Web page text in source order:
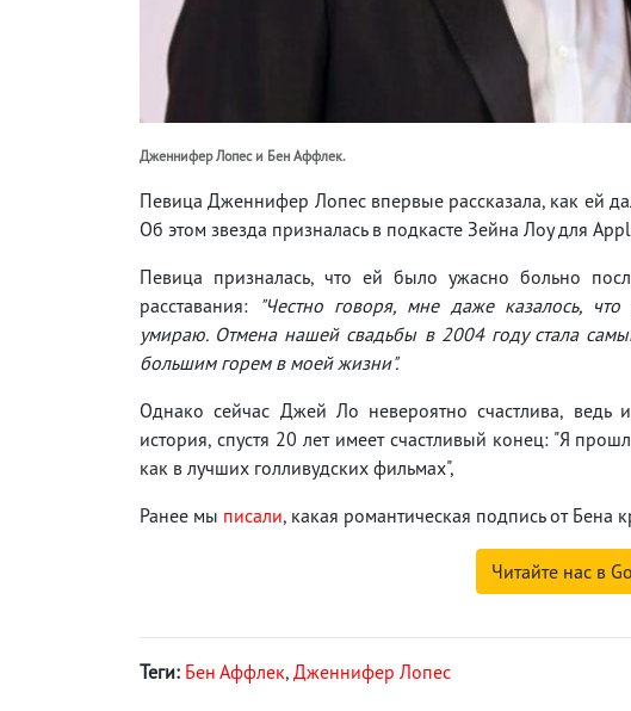
Дженнифер Лопес и Бен Аффлек.
Певица Дженнифер Лопес впервые рассказала, как ей
Об этом звезда призналась в подкасте Зейна Лоу для
Певица призналась, что ей было ужасно больно
расставания: "Честно говоря, мне даже казалось, что
умираю. Отмена нашей свадьбы в 2004 году стала
большим горем в моей жизни".
Однако сейчас Джей Ло невероятно счастлива, ведь
история, спустя 20 лет имеет счастливый конец: "Я
как в лучших голливудских фильмах",
Ранее мы писали, какая романтическая подпись от Бена
Читайте нас в
Теги: Бен Аффлек, Дженнифер Лопес